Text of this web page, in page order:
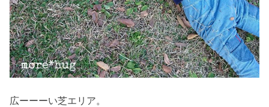
広ーーーい芝エリア。